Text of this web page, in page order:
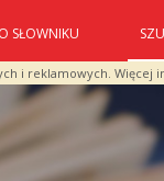
i reklamowych. Więcej
O SŁOWNIKU